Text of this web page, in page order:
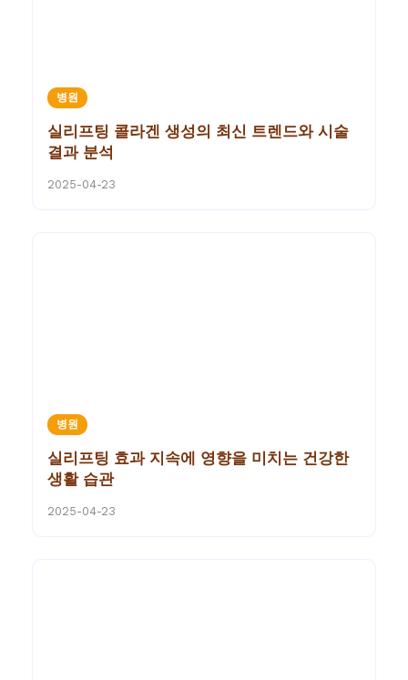
병원
실리프팅 콜라겐 생성의 최신 트렌드와 시술
결과 분석
2025-04-23
병원
실리프팅 효과 지속에 영향을 미치는 건강한
생활 습관
2025-04-23